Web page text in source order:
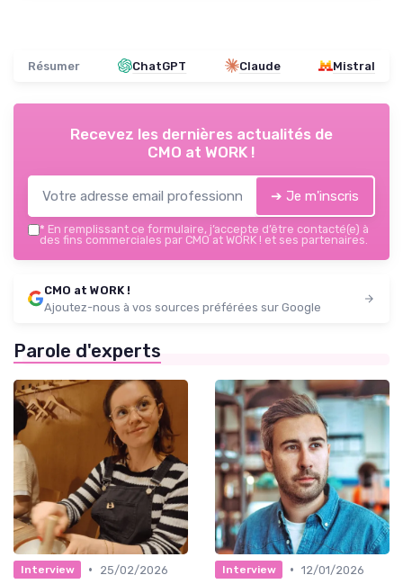
Résumer ChatGPT Claude Mistral
Recevez les dernières actualités de
CMO at WORK !
➔ Je m'inscris
* En remplissant ce formulaire, j’accepte d’être contacté(e) à
des fins commerciales par CMO at WORK ! et ses partenaires.
CMO at WORK !
Ajoutez-nous à vos sources préférées sur Google
Parole d'experts
Interview •
25/02/2026
Interview • 12/01/2026